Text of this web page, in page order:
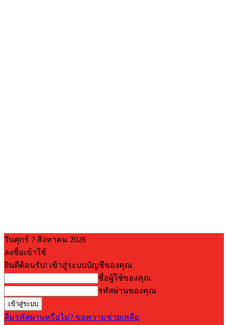
วันศุกร์ 7 สิงหาคม 2026
ลงชื่อเข้าใช้
ยินดีต้อนรับ! เข้าสู่ระบบบัญชีของคุณ
ชื่อผู้ใช้ของคุณ
รหัสผ่านของคุณ
ลืมรหัสผ่านหรือไม่? ขอความช่วยเหลือ